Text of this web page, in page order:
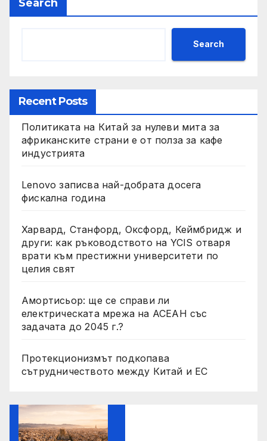
Search
Search
Recent Posts
Политиката на Китай за нулеви мита за
африканските страни е от полза за кафе
индустрията
Lenovo записва най-добрата досега
фискална година
Харвард, Станфорд, Оксфорд, Кеймбридж и
други: как ръководството на YCIS отваря
врати към престижни университети по
целия свят
Амортисьор: ще се справи ли
електрическата мрежа на АСЕАН със
задачата до 2045 г.?
Протекционизмът подкопава
сътрудничеството между Китай и ЕС